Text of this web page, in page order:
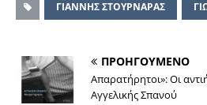
ΓΙΑΝΝΗΣ ΣΤΟΥΡΝΑΡΑΣ
ΠΡΟΗΓΟΥΜΕΝΟ
Απαρατήρητοι»: Οι
Αγγελικής Σπανού